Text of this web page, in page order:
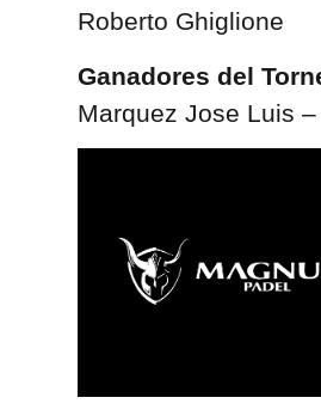
Roberto Ghiglione
Ganadores del
Marquez Jose Luis